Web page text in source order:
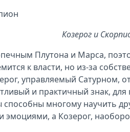
Козерог и
Плутона и Марса,
к власти, но из-за
управляемый Сатурном,
и практичный знак,
многому научить
эмоциями, а Козерог,